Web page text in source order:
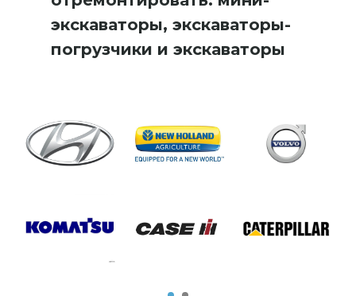
экскаваторы, экскаваторы-
погрузчики и экскаваторы